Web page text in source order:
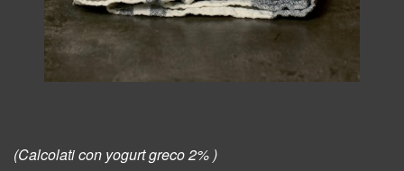
(Calcolati con yogurt greco 2% )